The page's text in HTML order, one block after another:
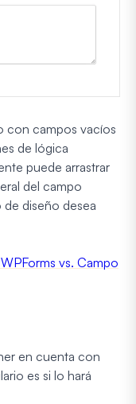
con campos vacíos
de lógica
puede arrastrar
del campo
diseño desea
vs. Campo
en cuenta con
es si lo hará